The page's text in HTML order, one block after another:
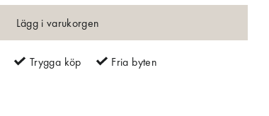
Lägg i varukorgen
Trygga köp Fria byten